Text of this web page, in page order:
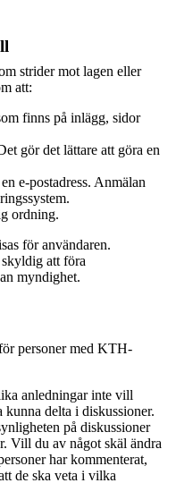
strider mot lagen eller
att:
finns på inlägg, sidor
gör det lättare att göra en
e-postadress. Anmälan
ordning.
för användaren.
att föra
myndighet.
personer med KTH-
anledningar inte vill
delta i diskussioner.
på diskussioner
Vill du av något skäl ändra
har kommenterat,
de ska veta i vilka